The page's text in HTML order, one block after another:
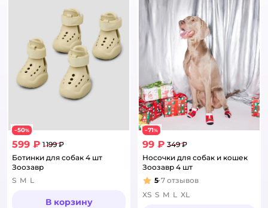
−50%
599 ₽ 1 199 ₽
Ботинки для собак 4 шт
Зоозавр
S M L
В корзину
−71%
99 ₽ 349 ₽
Носочки для собак и кошек
Зоозавр 4 шт
Рейтинг:
5 7 отзывов
XS S M L XL